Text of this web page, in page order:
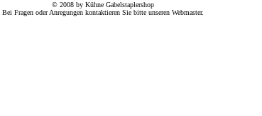
© 2008 by Kühne Gabelstaplershop
Bei Fragen oder Anregungen kontaktieren Sie bitte unseren Webmaster.